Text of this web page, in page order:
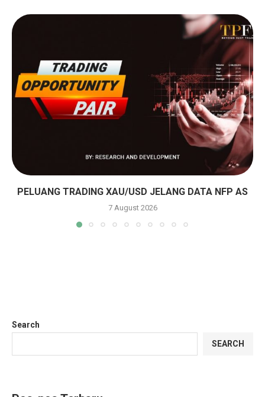
PELUANG TRADING XAU/USD JELANG DATA NFP AS
7 August 2026
Search
SEARCH